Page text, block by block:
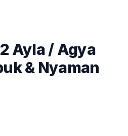
Ayla / Agya
& Nyaman